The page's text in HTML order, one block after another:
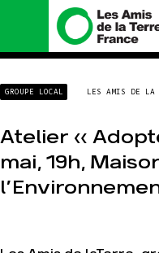
Nous connaître
Histoire
Missions et méthodes
Valeurs
Équipes et
GROUPE LOCAL LES AMIS DE LA
Atelier «
mai, 19h,